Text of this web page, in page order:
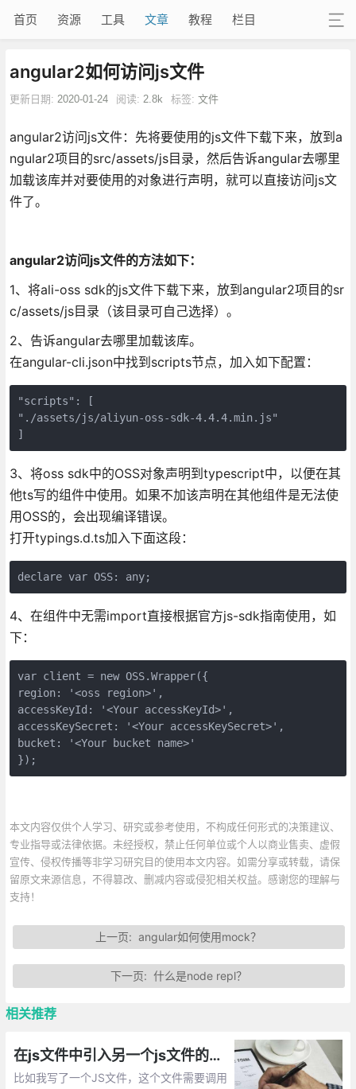
首页 资源 工具 文章 教程 栏目
angular2如何访问js文件
更新日期: 2020-01-24 阅读: 2.8k 标签: 文件
angular2访问js文件：先将要使用的js文件下载下来，放到a
ngular2项目的src/assets/js目录，然后告诉angular去哪里
加载该库并对要使用的对象进行声明，就可以直接访问js文
件了。
angular2访问js文件的方法如下：
1、将ali-oss sdk的js文件下载下来，放到angular2项目的sr
c/assets/js目录（该目录可自己选择）。
2、告诉angular去哪里加载该库。
在angular-cli.json中找到scripts节点，加入如下配置：
"scripts": [
"./assets/js/aliyun-oss-sdk-4.4.4.min.js"
]
3、将oss sdk中的OSS对象声明到typescript中，以便在其
他ts写的组件中使用。如果不加该声明在其他组件是无法使
用OSS的，会出现编译错误。
打开typings.d.ts加入下面这段：
declare var OSS: any;
4、在组件中无需import直接根据官方js-sdk指南使用，如
下：
var client = new OSS.Wrapper({
region: '<oss region>',
accessKeyId: '<Your accessKeyId>',
accessKeySecret: '<Your accessKeySecret>',
bucket: '<Your bucket name>'
});
本文内容仅供个人学习、研究或参考使用，不构成任何形式的决策建议、
专业指导或法律依据。未经授权，禁止任何单位或个人以商业售卖、虚假
宣传、侵权传播等非学习研究目的使用本文内容。如需分享或转载，请保
留原文来源信息，不得篡改、删减内容或侵犯相关权益。感谢您的理解与
支持！
上一页:angular如何使用mock？
下一页: 什么是node repl？
相关推荐
在js文件中引入另一个js文件的实现方法总汇
比如我写了一个JS文件，这个文件需要调用